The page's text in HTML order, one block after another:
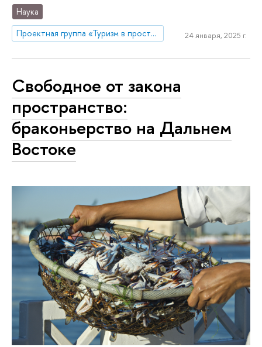
Наука
Проектная группа «Туризм в пространстве стилей жизни»
24 января, 2025 г.
Свободное от закона
пространство:
браконьерство на Дальнем
Востоке